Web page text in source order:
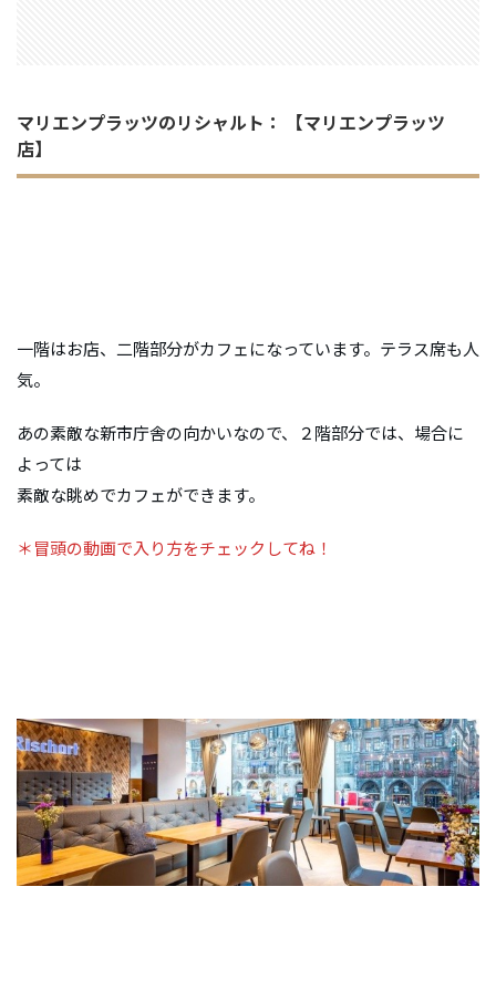
マリエンプラッツのリシャルト： 【マリエンプラッツ
店】
一階はお店、二階部分がカフェになっています。テラス席も人
気。
あの素敵な新市庁舎の向かいなので、２階部分では、場合に
よっては
素敵な眺めでカフェができます。
＊冒頭の動画で入り方をチェックしてね！